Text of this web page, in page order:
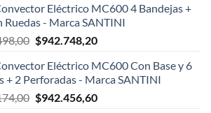
original
era:
$124.999,00.
actual
es:
$108.199,00.
Eléctrico MC600 4 Bandejas +
Ruedas - Marca SANTINI
El
original
era:
$1.047.498,00.
$942.748,20El
actual
es:
$942.748,20.
Eléctrico MC600 Con Base y 6
+ 2 Perforadas - Marca SANTINI
El
$942.456,60El